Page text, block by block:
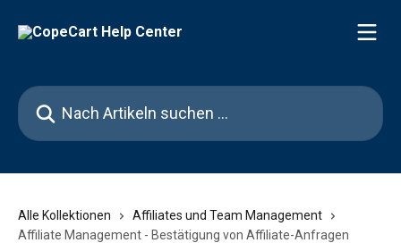
Nach Artikeln suchen …
Alle Kollektionen
Affiliates und Team Management
Affiliate Management - Bestätigung von Affiliate-Anfragen